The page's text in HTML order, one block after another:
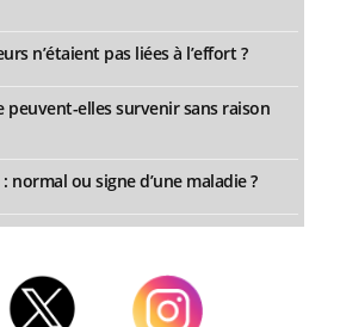
n’étaient pas liées à l’effort ?
peuvent-elles survenir sans raison
normal ou signe d’une maladie ?